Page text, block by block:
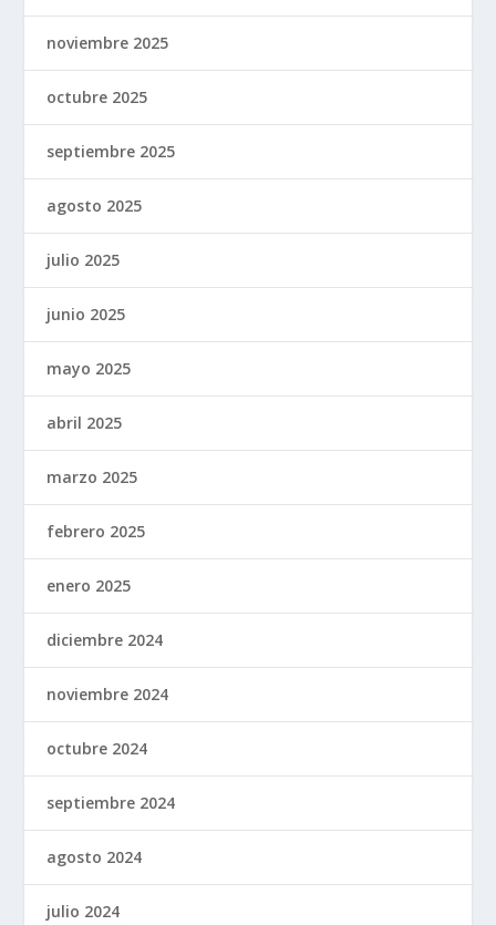
noviembre 2025
octubre 2025
septiembre 2025
agosto 2025
julio 2025
junio 2025
mayo 2025
abril 2025
marzo 2025
febrero 2025
enero 2025
diciembre 2024
noviembre 2024
octubre 2024
septiembre 2024
agosto 2024
julio 2024